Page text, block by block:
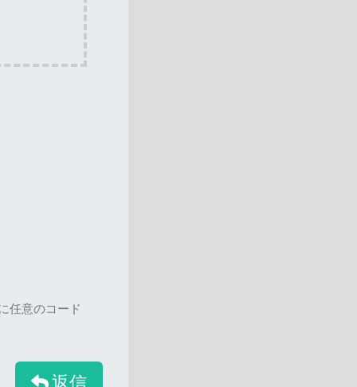
任意のコード
返信